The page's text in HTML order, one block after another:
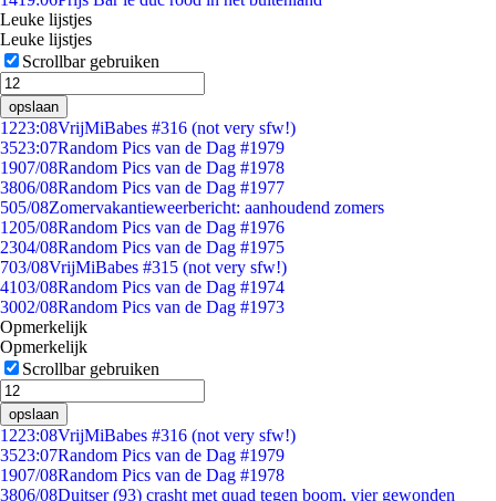
Leuke lijstjes
Leuke lijstjes
Scrollbar gebruiken
opslaan
1223:08VrijMiBabes #316 (not very sfw!)
3523:07Random Pics van de Dag #1979
1907/08Random Pics van de Dag #1978
3806/08Random Pics van de Dag #1977
505/08Zomervakantieweerbericht: aanhoudend zomers
1205/08Random Pics van de Dag #1976
2304/08Random Pics van de Dag #1975
703/08VrijMiBabes #315 (not very sfw!)
4103/08Random Pics van de Dag #1974
3002/08Random Pics van de Dag #1973
Opmerkelijk
Opmerkelijk
Scrollbar gebruiken
opslaan
1223:08VrijMiBabes #316 (not very sfw!)
3523:07Random Pics van de Dag #1979
1907/08Random Pics van de Dag #1978
3806/08Duitser (93) crasht met quad tegen boom, vier gewonden